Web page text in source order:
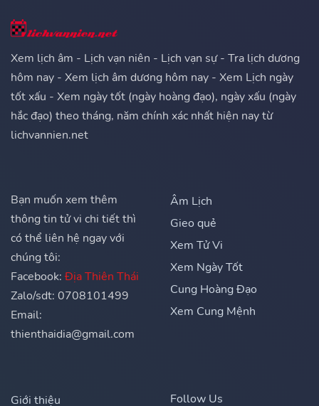
Xem lịch âm - Lịch vạn niên - Lịch vạn sự - Tra lịch dương
hôm nay - Xem lịch âm dương hôm nay - Xem Lịch ngày
tốt xấu - Xem ngày tốt (ngày hoàng đạo), ngày xấu (ngày
hắc đạo) theo tháng, năm chính xác nhất hiện nay từ
lichvannien.net
Bạn muốn xem thêm
thông tin tử vi chi tiết thì
có thể liên hệ ngay với
chúng tôi:
Facebook: Địa Thiên Thái
Zalo/sdt: 0708101499
Email:
thienthaidia@gmail.com
Âm Lịch
Gieo quẻ
Xem Tử Vi
Xem Ngày Tốt
Cung Hoàng Đạo
Xem Cung Mệnh
Giới thiệu Follow Us